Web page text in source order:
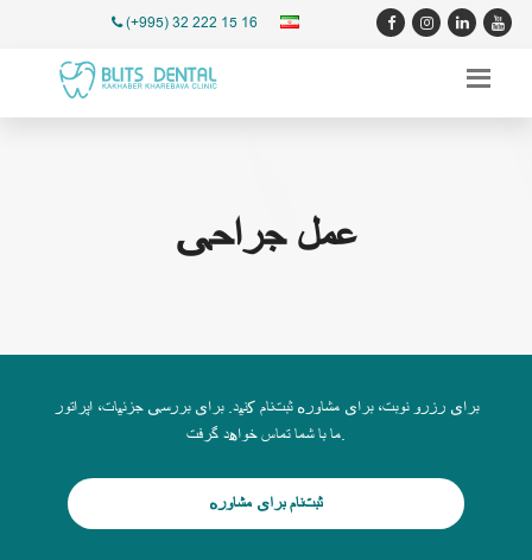
(+995) 32 222 15 16
عمل جراحی
برای رزرو نوبت، برای مشاوره ثبت‌نام کنید. برای بررسی جزئیات، اپراتور
ما با شما تماس خواهد گرفت.
ثبت‌نام برای مشاوره